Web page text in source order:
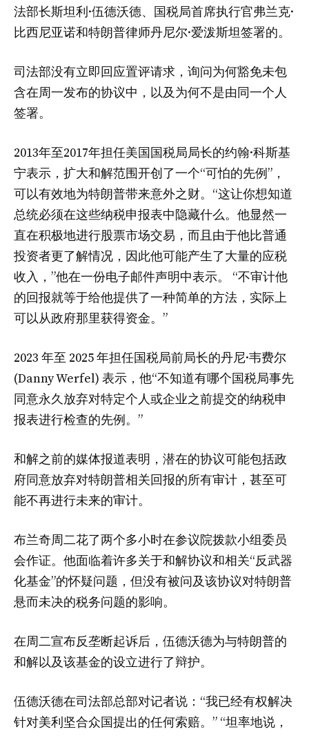
法部长斯坦利·伍德沃德、国税局首席执行官弗兰克·
比西尼亚诺和特朗普律师丹尼尔·爱泼斯坦签署的。
司法部没有立即回应置评请求，询问为何豁免未包
含在周一发布的协议中，以及为何不是由同一个人
签署。
2013年至2017年担任美国国税局局长的约翰·科斯基
宁表示，扩大和解范围开创了一个“可怕的先例”，
可以有效地为特朗普带来意外之财。“这让你想知道
总统必须在这些纳税申报表中隐藏什么。他显然一
直在积极地进行股票市场交易，而且由于他比普通
投资者更了解情况，因此他可能产生了大量的应税
收入，”他在一份电子邮件声明中表示。 “不审计他
的回报就等于给他提供了一种简单的方法，实际上
可以从政府那里获得资金。”
2023 年至 2025 年担任国税局前局长的丹尼·韦费尔
(Danny Werfel) 表示，他“不知道有哪个国税局事先
同意永久放弃对特定个人或企业之前提交的纳税申
报表进行检查的先例。”
和解之前的媒体报道表明，潜在的协议可能包括政
府同意放弃对特朗普相关回报的所有审计，甚至可
能不再进行未来的审计。
布兰奇周二花了两个多小时在参议院拨款小组委员
会作证。他面临着许多关于和解协议和相关“反武器
化基金”的怀疑问题，但没有被问及该协议对特朗普
悬而未决的税务问题的影响。
在周二宣布反垄断起诉后，伍德沃德为与特朗普的
和解以及该基金的设立进行了辩护。
伍德沃德在司法部总部对记者说：“我已经有权解决
针对美利坚合众国提出的任何索赔。” “坦率地说，